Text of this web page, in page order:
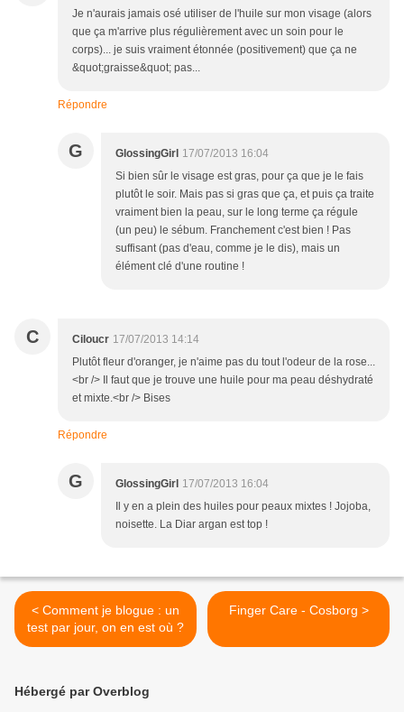
Je n'aurais jamais osé utiliser de l'huile sur mon visage (alors
que ça m'arrive plus régulièrement avec un soin pour le
corps)... je suis vraiment étonnée (positivement) que ça ne
&quot;graisse&quot; pas...
Répondre
G GlossingGirl 17/07/2013 16:04
Si bien sûr le visage est gras, pour ça que je le fais
plutôt le soir. Mais pas si gras que ça, et puis ça traite
vraiment bien la peau, sur le long terme ça régule
(un peu) le sébum. Franchement c'est bien ! Pas
suffisant (pas d'eau, comme je le dis), mais un
élément clé d'une routine !
C Ciloucr 17/07/2013 14:14
Plutôt fleur d'oranger, je n'aime pas du tout l'odeur de la rose...
<br /> Il faut que je trouve une huile pour ma peau déshydraté
et mixte.<br /> Bises
Répondre
G GlossingGirl 17/07/2013 16:04
Il y en a plein des huiles pour peaux mixtes ! Jojoba,
noisette. La Diar argan est top !
< Comment je blogue : un
test par jour, on en est où ?
Finger Care - Cosborg >
Hébergé par Overblog